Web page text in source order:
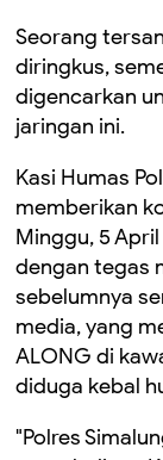
Seorang
diringkus,
digencarkan
jaringan ini.
Kasi Humas
memberikan
Minggu, 5
dengan tegas
sebelumnya
media, yang
ALONG di
diduga kebal
"Polres